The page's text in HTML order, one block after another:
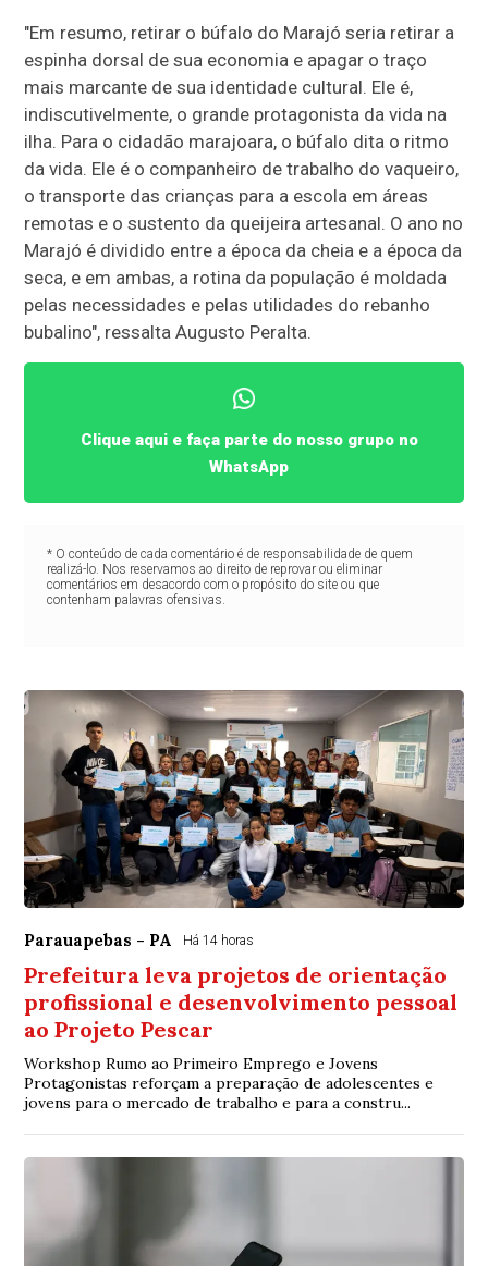
"Em resumo, retirar o búfalo do Marajó seria retirar a
espinha dorsal de sua economia e apagar o traço
mais marcante de sua identidade cultural. Ele é,
indiscutivelmente, o grande protagonista da vida na
ilha. Para o cidadão marajoara, o búfalo dita o ritmo
da vida. Ele é o companheiro de trabalho do vaqueiro,
o transporte das crianças para a escola em áreas
remotas e o sustento da queijeira artesanal. O ano no
Marajó é dividido entre a época da cheia e a época da
seca, e em ambas, a rotina da população é moldada
pelas necessidades e pelas utilidades do rebanho
bubalino", ressalta Augusto Peralta.
Clique aqui e faça parte do nosso grupo no
WhatsApp
* O conteúdo de cada comentário é de responsabilidade de quem
realizá-lo. Nos reservamos ao direito de reprovar ou eliminar
comentários em desacordo com o propósito do site ou que
contenham palavras ofensivas.
Parauapebas - PA Há 14 horas
Prefeitura leva projetos de orientação
profissional e desenvolvimento pessoal
ao Projeto Pescar
Workshop Rumo ao Primeiro Emprego e Jovens
Protagonistas reforçam a preparação de adolescentes e
jovens para o mercado de trabalho e para a constru...